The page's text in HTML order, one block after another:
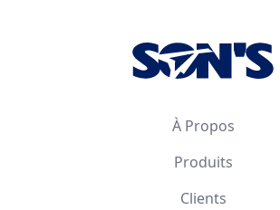
À Propos
Produits
Clients